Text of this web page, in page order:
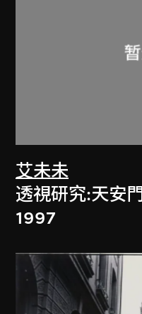
艾未未
透視研究:天安門
1997